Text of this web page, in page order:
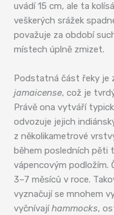
uvádí 15 cm, ale ta
veškerých srážek
považuje za období
místech úplně zmizet.
Podstatná část řeky je
jamaicense, což je
Právě ona vytváří
odvozuje jejich
z několikametrové
během posledních pěti
vápencovým podložím.
3–7 měsíců v roce.
vyznačují se mnohem
vyčnívajíhammocks,